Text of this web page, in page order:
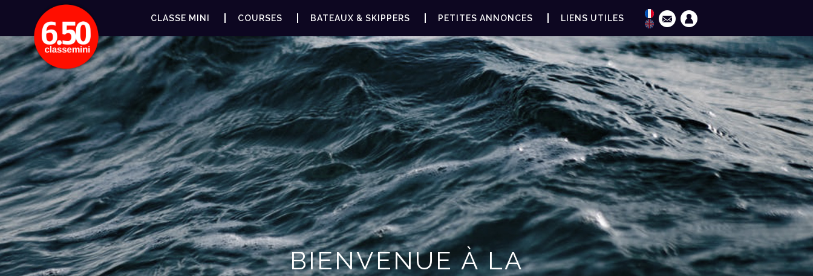
CLASSE MINI COURSES BATEAUX & SKIPPERS PETITES ANNONCES LIENS UTILES
BIENVENUE À LA